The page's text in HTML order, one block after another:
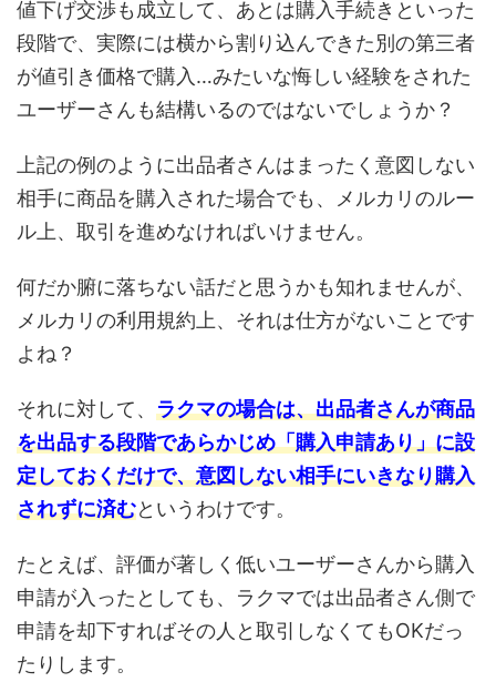
値下げ交渉も成立して、あとは購入手続きといった
段階で、実際には横から割り込んできた別の第三者
が値引き価格で購入…みたいな悔しい経験をされた
ユーザーさんも結構いるのではないでしょうか？
上記の例のように出品者さんはまったく意図しない
相手に商品を購入された場合でも、メルカリのルー
ル上、取引を進めなければいけません。
何だか腑に落ちない話だと思うかも知れませんが、
メルカリの利用規約上、それは仕方がないことです
よね？
それに対して、 ラクマの場合は、出品者さんが商品
を出品する段階であらかじめ「購入申請あり」に設
定しておくだけで、意図しない相手にいきなり購入
されずに済むというわけです。
たとえば、評価が著しく低いユーザーさんから購入
申請が入ったとしても、ラクマでは出品者さん側で
申請を却下すればその人と取引しなくてもOKだっ
たりします。